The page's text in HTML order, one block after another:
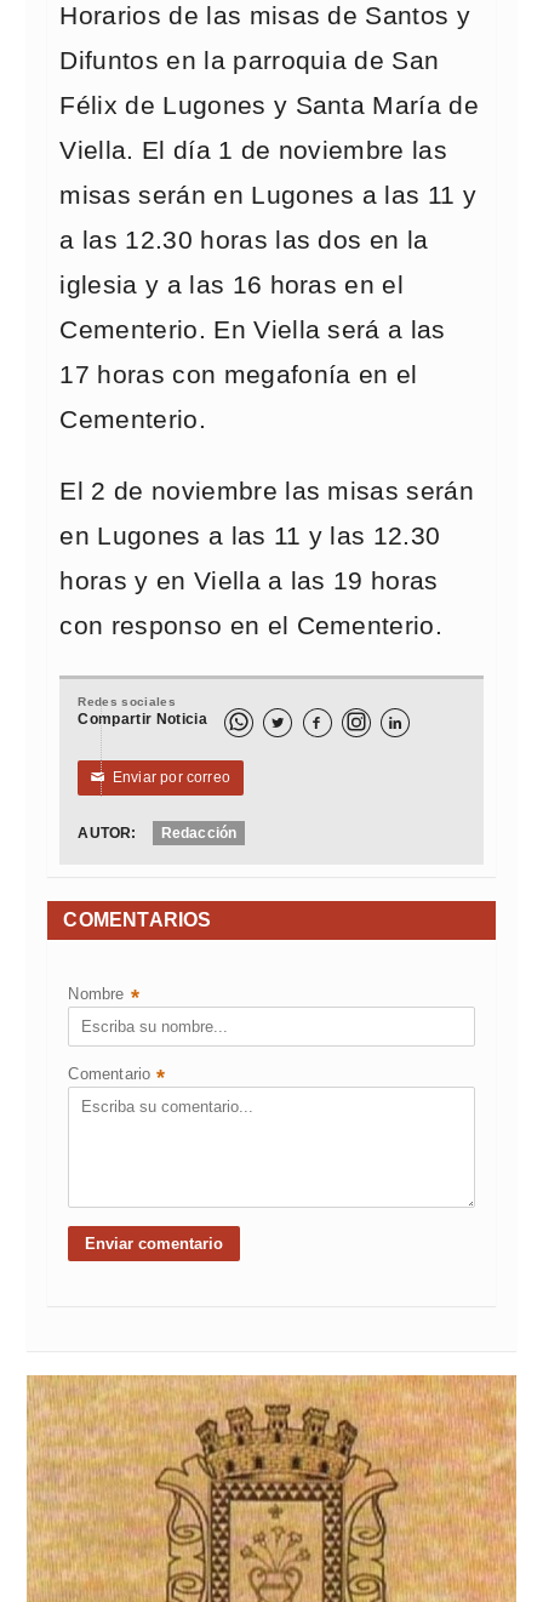
Horarios de las misas de Santos y
Difuntos en la parroquia de San
Félix de Lugones y Santa María de
Viella. El día 1 de noviembre las
misas serán en Lugones a las 11 y
a las 12.30 horas las dos en la
iglesia y a las 16 horas en el
Cementerio. En Viella será a las
17 horas con megafonía en el
Cementerio.
El 2 de noviembre las misas serán
en Lugones a las 11 y las 12.30
horas y en Viella a las 19 horas
con responso en el Cementerio.
Redes sociales
Compartir Noticia   
✉ Enviar por correo
AUTOR: Redacción
COMENTARIOS
Nombre *
Comentario *